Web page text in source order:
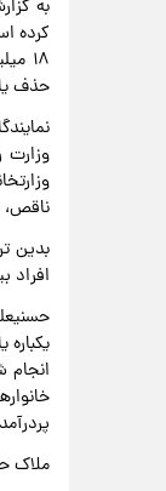
۱۸
حذف
ناقص،
انجام
ملاک